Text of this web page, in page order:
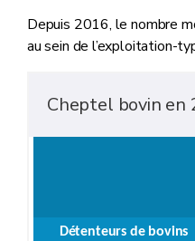
Depuis 2016, le nombre
au sein de l’exploitation-
Cheptel bovin en
Détenteurs de bovins